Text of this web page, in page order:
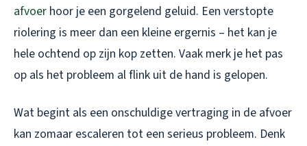
afvoer hoor je een gorgelend geluid. Een verstopte
riolering is meer dan een kleine ergernis – het kan je
hele ochtend op zijn kop zetten. Vaak merk je het pas
op als het probleem al flink uit de hand is gelopen.
Wat begint als een onschuldige vertraging in de afvoer
kan zomaar escaleren tot een serieus probleem. Denk